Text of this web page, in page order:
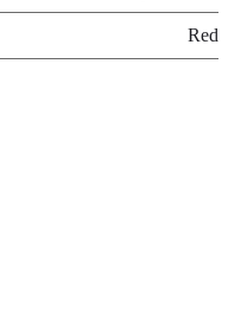
Red